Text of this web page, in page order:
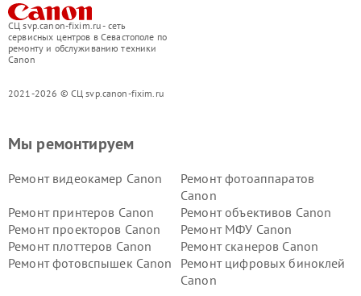
СЦ svp.canon-fixim.ru - сеть
сервисных центров в Севастополе по
ремонту и обслуживанию техники
Canon
2021-2026 © СЦ svp.canon-fixim.ru
Мы ремонтируем
Ремонт видеокамер Canon
Ремонт фотоаппаратов
Canon
Ремонт принтеров Canon
Ремонт объективов Canon
Ремонт проекторов Canon
Ремонт МФУ Canon
Ремонт плоттеров Canon
Ремонт сканеров Canon
Ремонт фотовспышек Canon
Ремонт цифровых биноклей
Canon